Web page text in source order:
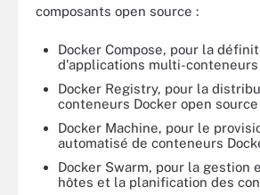
composants open source :
Docker Compose, pour la
d'applications multi-conteneurs
Docker Registry, pour la
conteneurs Docker open source
Docker Machine, pour le
automatisé de conteneurs
Docker Swarm, pour la gestion
hôtes et la planification des